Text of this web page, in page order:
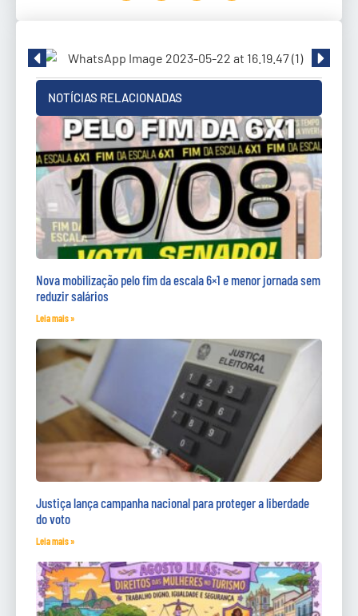
NOTÍCIAS RELACIONADAS
Nova mobilização pelo fim da escala 6×1 e menor jornada sem
reduzir salários
Leia mais »
Justiça lança campanha nacional para proteger a liberdade
do voto
Leia mais »